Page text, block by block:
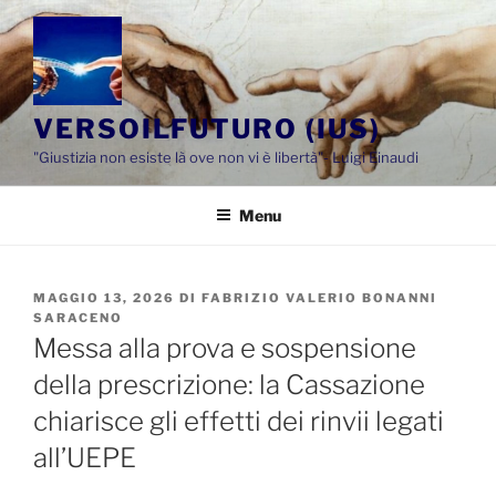
Salta
al
contenuto
VERSOILFUTURO (IUS)
"Giustizia non esiste là ove non vi è libertà"- Luigi Einaudi
Menu
PUBBLICATO
IL
MAGGIO 13, 2026 DI FABRIZIO VALERIO BONANNI
SARACENO
Messa alla prova e sospensione
della prescrizione: la Cassazione
chiarisce gli effetti dei rinvii legati
all’UEPE